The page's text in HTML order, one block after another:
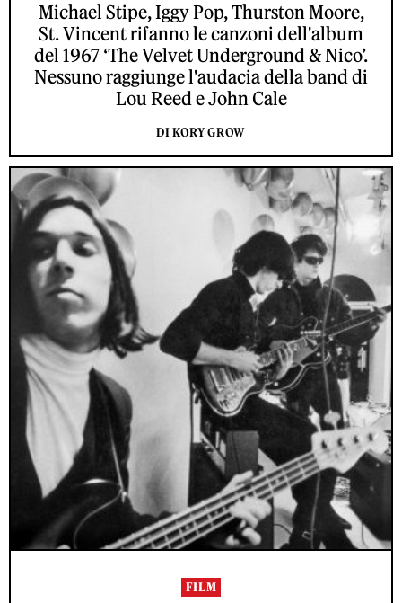
Michael Stipe, Iggy Pop, Thurston Moore,
St. Vincent rifanno le canzoni dell'album
del 1967 ‘The Velvet Underground & Nico’.
Nessuno raggiunge l'audacia della band di
Lou Reed e John Cale
DI KORY GROW
FILM